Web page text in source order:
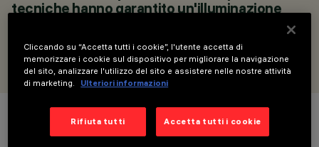
CORTÉS
tecniche hanno garantito un'illuminazione
ottimale delle superfici curve della facciata.
Dettagli del progetto
Cliccando su “Accetta tutti i cookie”, l'utente accetta di
memorizzare i cookie sul dispositivo per migliorare la navigazione
del sito, analizzare l'utilizzo del sito e assistere nelle nostre attività
di marketing.
Ulteriori informazioni
Rifiuta tutti Accetta tutti i cookie